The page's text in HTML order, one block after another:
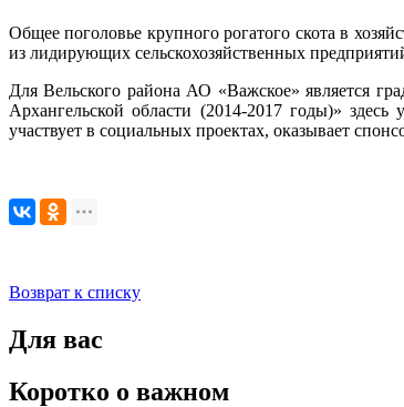
Общее поголовье крупного рогатого скота в
из лидирующих сельскохозяйственных
Для Вельского района АО «Важское» является
Архангельской области (2014-2017 годы)»
участвует в социальных проектах, оказывает
Возврат к списку
Для вас
Коротко о важном